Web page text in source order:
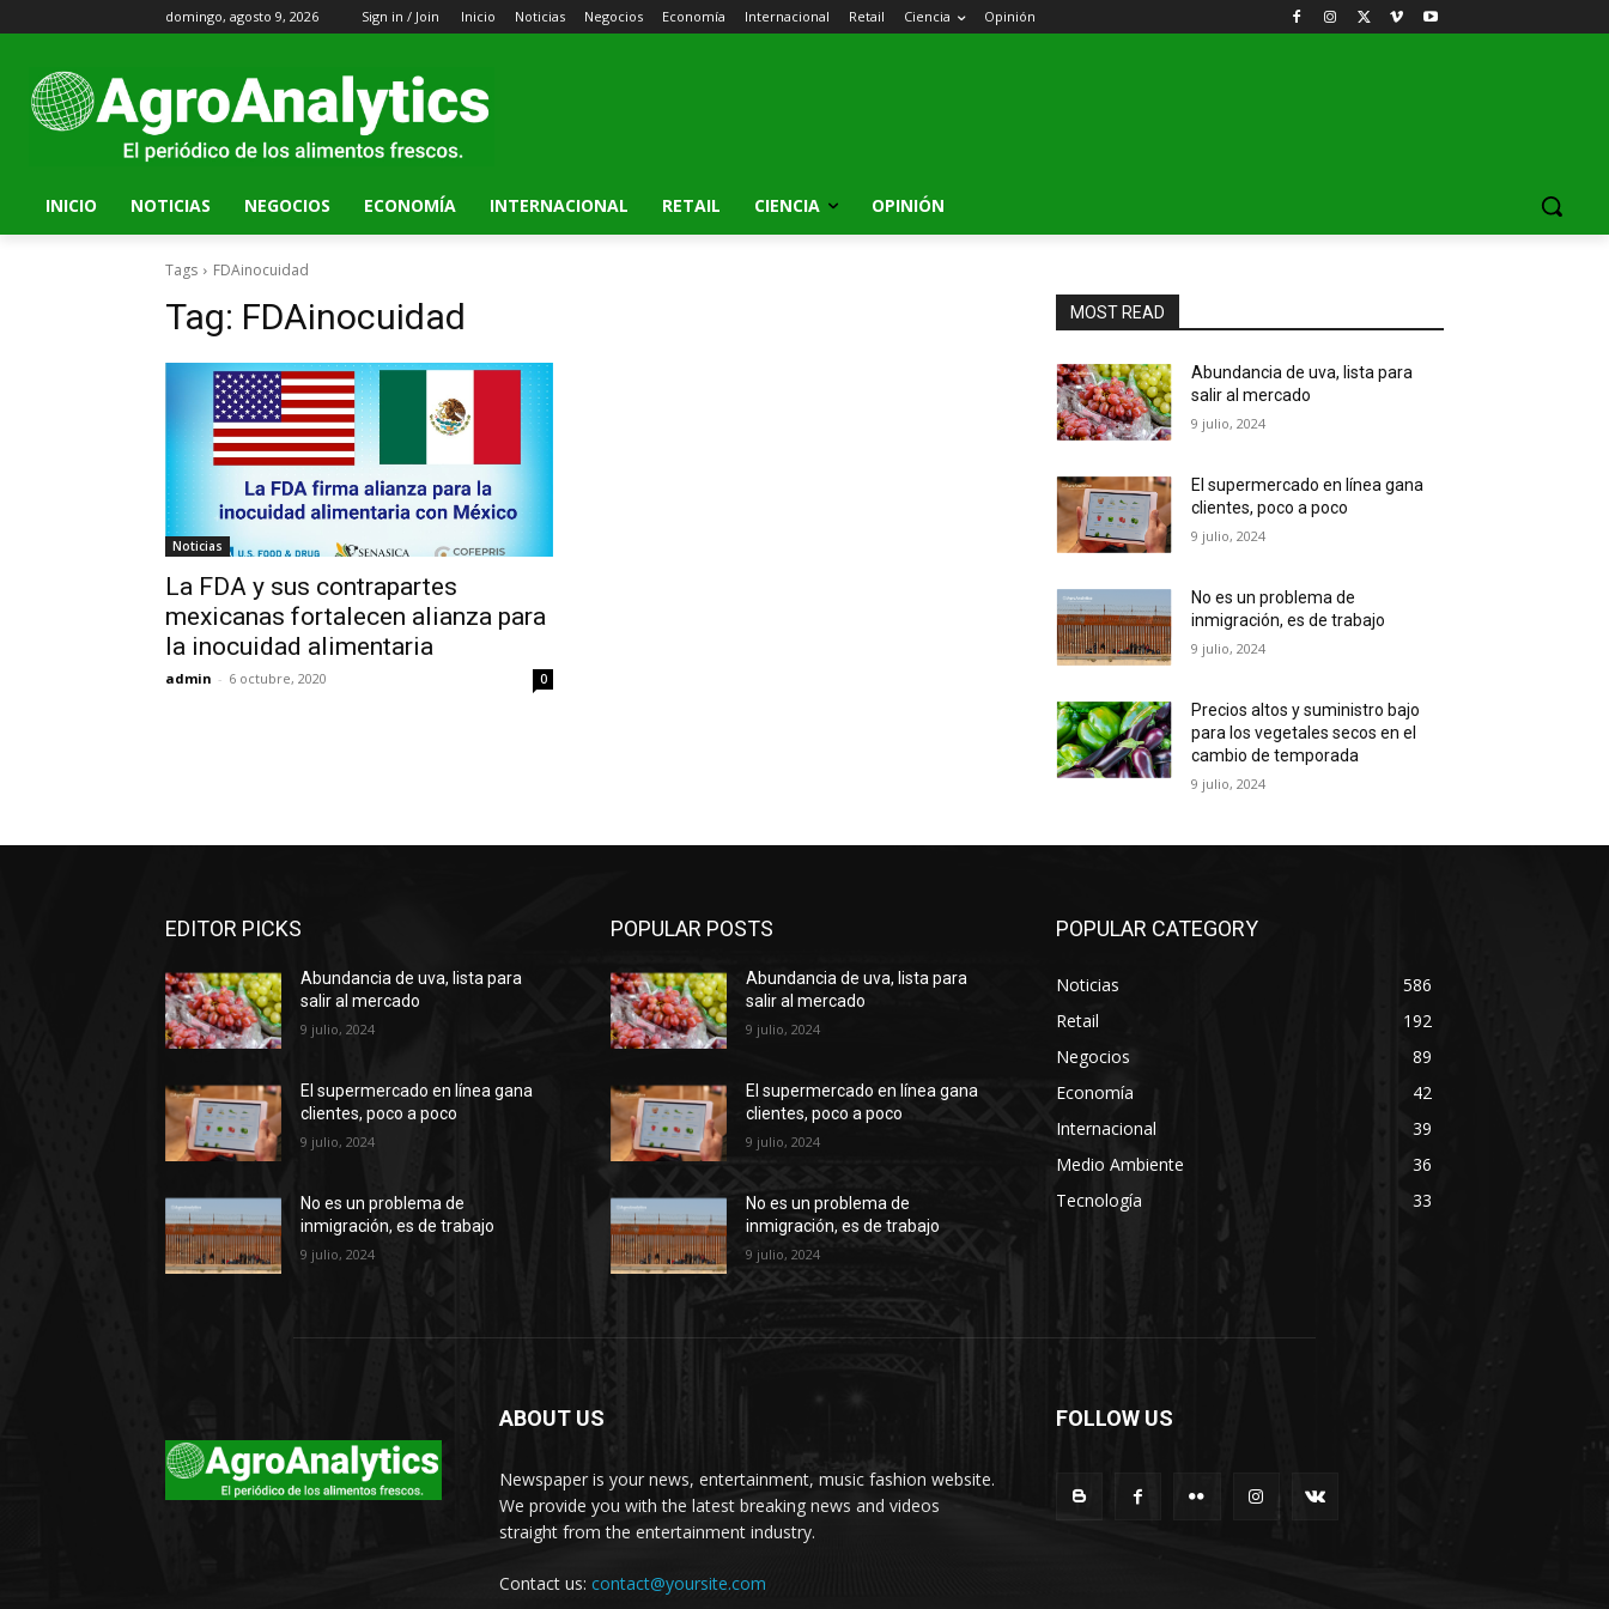
domingo, agosto 9, 2026 Sign in / Join Inicio Noticias Negocios Economía Internacional Retail Ciencia Opinión
INICIO NOTICIAS NEGOCIOS ECONOMÍA INTERNACIONAL RETAIL CIENCIA OPINIÓN
Tags FDAinocuidad
Tag: FDAinocuidad
Noticias
La FDA y sus contrapartes
mexicanas fortalecen alianza para
la inocuidad alimentaria
admin - 6 octubre, 2020 0
MOST READ
Abundancia de uva, lista para
salir al mercado
9 julio, 2024
El supermercado en línea gana
clientes, poco a poco
9 julio, 2024
No es un problema de
inmigración, es de trabajo
9 julio, 2024
Precios altos y suministro bajo
para los vegetales secos en el
cambio de temporada
9 julio, 2024
EDITOR PICKS
Abundancia de uva, lista para
salir al mercado
9 julio, 2024
El supermercado en línea gana
clientes, poco a poco
9 julio, 2024
No es un problema de
inmigración, es de trabajo
9 julio, 2024
POPULAR POSTS
Abundancia de uva, lista para
salir al mercado
9 julio, 2024
El supermercado en línea gana
clientes, poco a poco
9 julio, 2024
No es un problema de
inmigración, es de trabajo
9 julio, 2024
POPULAR CATEGORY
Noticias
586
Retail
192
Negocios
89
Economía
42
Internacional
39
Medio Ambiente
36
Tecnología
33
ABOUT US
Newspaper is your news, entertainment, music fashion website.
We provide you with the latest breaking news and videos
straight from the entertainment industry.
Contact us: contact@yoursite.com
FOLLOW US